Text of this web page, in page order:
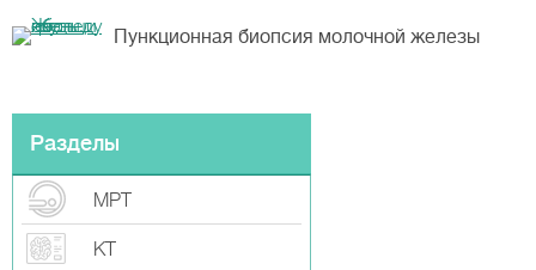
Пункционная биопсия молочной железы
Разделы
МРТ
КТ